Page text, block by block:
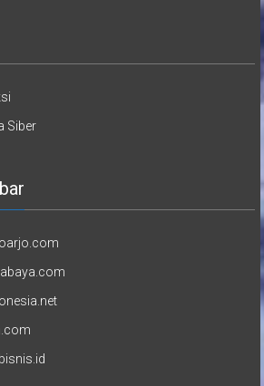
Siber